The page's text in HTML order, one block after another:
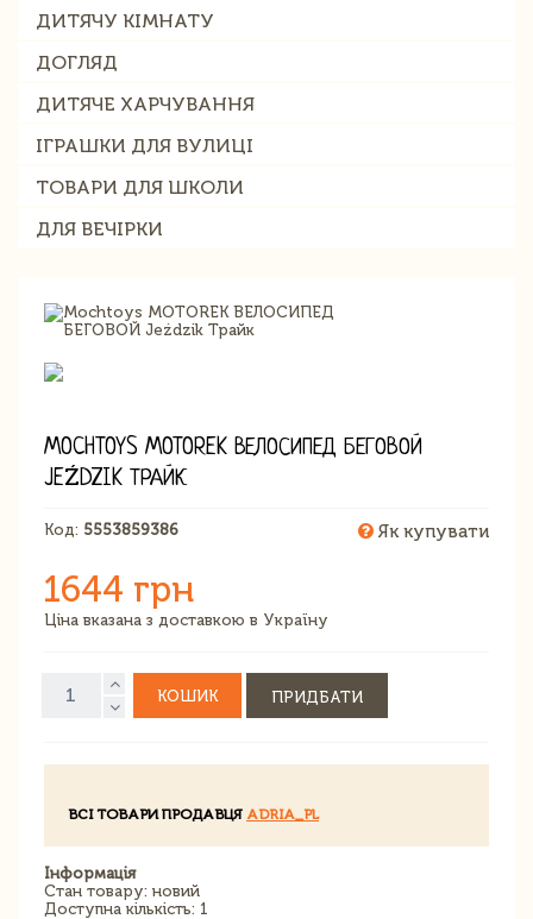
ДИТЯЧУ КІМНАТУ
ДОГЛЯД
ДИТЯЧЕ ХАРЧУВАННЯ
ІГРАШКИ ДЛЯ ВУЛИЦІ
ТОВАРИ ДЛЯ ШКОЛИ
ДЛЯ ВЕЧІРКИ
MOCHTOYS MOTOREK ВЕЛОСИПЕД БЕГОВОЙ
JEŹDZIK ТРАЙК
Код: 5553859386 Як купувати
1644 грн
Ціна вказана з доставкою в Україну
КОШИК ПРИДБАТИ
ВСІ ТОВАРИ ПРОДАВЦЯ ADRIA_PL
Інформація
Стан товару: новий
Доступна кількість: 1